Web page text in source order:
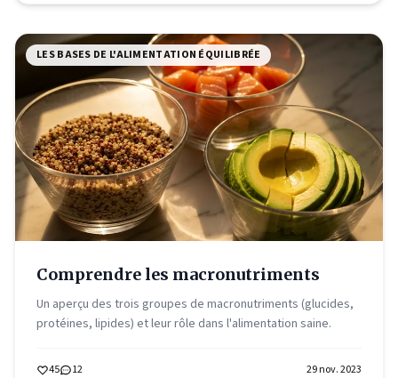
LES BASES DE L'ALIMENTATION ÉQUILIBRÉE
Comprendre les macronutriments
Un aperçu des trois groupes de macronutriments (glucides,
protéines, lipides) et leur rôle dans l'alimentation saine.
45 12 29 nov. 2023